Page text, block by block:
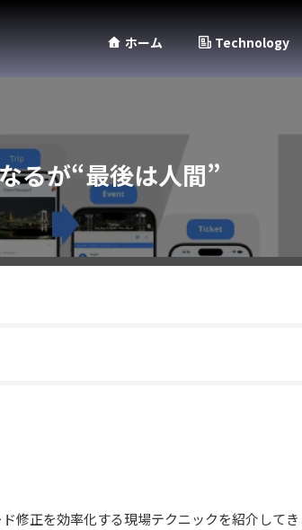
ホーム Technology
るが“最後は人間”
修正を効率化する現場テクニックを紹介してき